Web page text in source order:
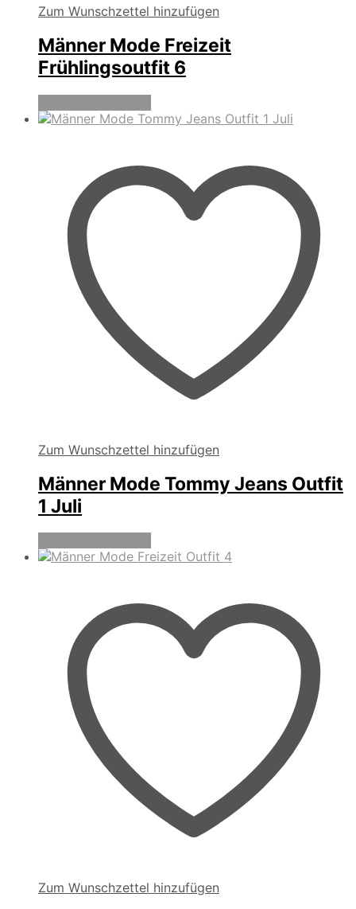
Zum Wunschzettel hinzufügen
Männer Mode Freizeit
Frühlingsoutfit 6
Zum Wunschzettel hinzufügen
Männer Mode Tommy Jeans Outfit
1 Juli
Zum Wunschzettel hinzufügen